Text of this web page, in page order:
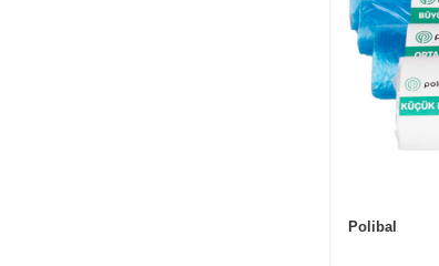
Polibal